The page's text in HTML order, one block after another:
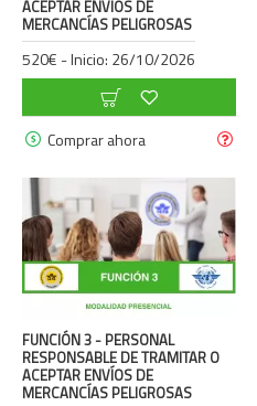
ACEPTAR ENVÍOS DE
MERCANCÍAS PELIGROSAS
520€ - Inicio: 26/10/2026
Comprar ahora
FUNCIÓN 3 - PERSONAL
RESPONSABLE DE TRAMITAR O
ACEPTAR ENVÍOS DE
MERCANCÍAS PELIGROSAS